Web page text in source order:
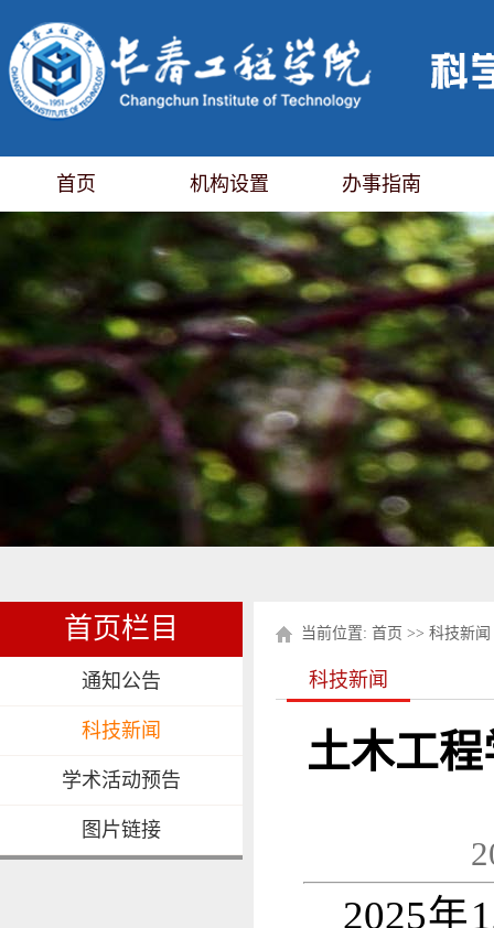
首页 机构设置 办事指南
首页栏目
通知公告
科技新闻
学术活动预告
图片链接
当前位置: 首页 >> 科技新闻
科技新闻
土木工
2025年